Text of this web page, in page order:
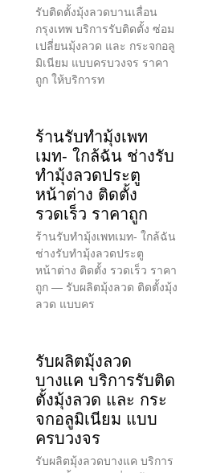
รับติดตั้งมุ้งลวดบานเลื่อน
กรุงเทพ บริการรับติดตั้ง ซ่อม
เปลี่ยนมุ้งลวด และ กระจกอลู
มิเนียม แบบครบวงจร ราคา
ถูก ให้บริการท
ร้านรับทำมุ้งเพท
เมท- ใกล้ฉัน ช่างรับ
ทำมุ้งลวดประตู
หน้าต่าง ติดตั้ง
รวดเร็ว ราคาถูก
ร้านรับทำมุ้งเพทเมท- ใกล้ฉัน
ช่างรับทำมุ้งลวดประตู
หน้าต่าง ติดตั้ง รวดเร็ว ราคา
ถูก — รับผลิตมุ้งลวด ติดตั้งมุ้ง
ลวด แบบคร
รับผลิตมุ้งลวด
บางแค บริการรับติด
ตั้งมุ้งลวด และ กระ
จกอลูมิเนียม แบบ
ครบวงจร
รับผลิตมุ้งลวดบางแค บริการ